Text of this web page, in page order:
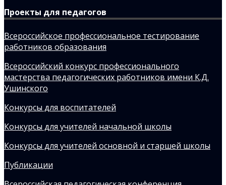
Проекты для педагогов
Всероссийское профессиональное тестирование
работников образования
Всероссийский конкурс профессионального
мастерства педагогических работников имени К.Д.
Ушинского
Конкурсы для воспитателей
Конкурсы для учителей начальной школы
Конкурсы для учителей основной и старшей школы
Публикации